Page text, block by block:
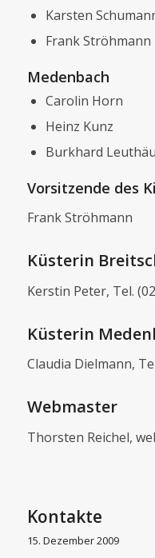
Karsten
Frank Ströhmann
Medenbach
Carolin Horn
Heinz Kunz
Burkhard
Vorsitzende des
Frank Ströhmann
Küsterin
Kerstin Peter, Tel.
Küsterin
Claudia Dielmann,
Webmaster
Thorsten Reichel,
Kontakte
15. Dezember 2009